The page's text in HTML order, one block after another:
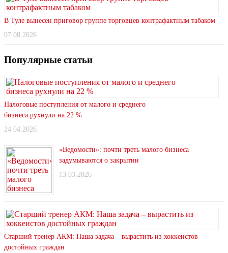
В Туле вынесен приговор группе торговцев контрафактным табаком
07.08.2026
Популярные статьи
Налоговые поступления от малого и среднего
бизнеса рухнули на 22 %
24.04.2026
«Ведомости»: почти треть малого бизнеса
задумываются о закрытии
13.03.2026
Старший тренер АКМ: Наша задача – вырастить из хоккеистов
достойных граждан